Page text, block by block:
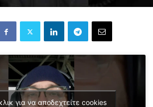
για να αποδεχτείτε cookies